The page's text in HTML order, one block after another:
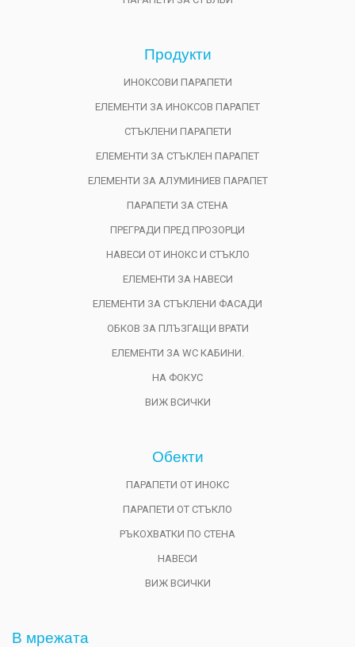
Продукти
ИНОКСОВИ ПАРАПЕТИ
ЕЛЕМЕНТИ ЗА ИНОКСОВ ПАРАПЕТ
СТЪКЛЕНИ ПАРАПЕТИ
ЕЛЕМЕНТИ ЗА СТЪКЛЕН ПАРАПЕТ
ЕЛЕМЕНТИ ЗА АЛУМИНИЕВ ПАРАПЕТ
ПАРАПЕТИ ЗА СТЕНА
ПРЕГРАДИ ПРЕД ПРОЗОРЦИ
НАВЕСИ ОТ ИНОКС И СТЪКЛО
ЕЛЕМЕНТИ ЗА НАВЕСИ
ЕЛЕМЕНТИ ЗА СТЪКЛЕНИ ФАСАДИ
ОБКОВ ЗА ПЛЪЗГАЩИ ВРАТИ
ЕЛЕМЕНТИ ЗА WC КАБИНИ.
НА ФОКУС
ВИЖ ВСИЧКИ
Обекти
ПАРАПЕТИ ОТ ИНОКС
ПАРАПЕТИ ОТ СТЪКЛО
РЪКОХВАТКИ ПО СТЕНА
НАВЕСИ
ВИЖ ВСИЧКИ
В мрежата